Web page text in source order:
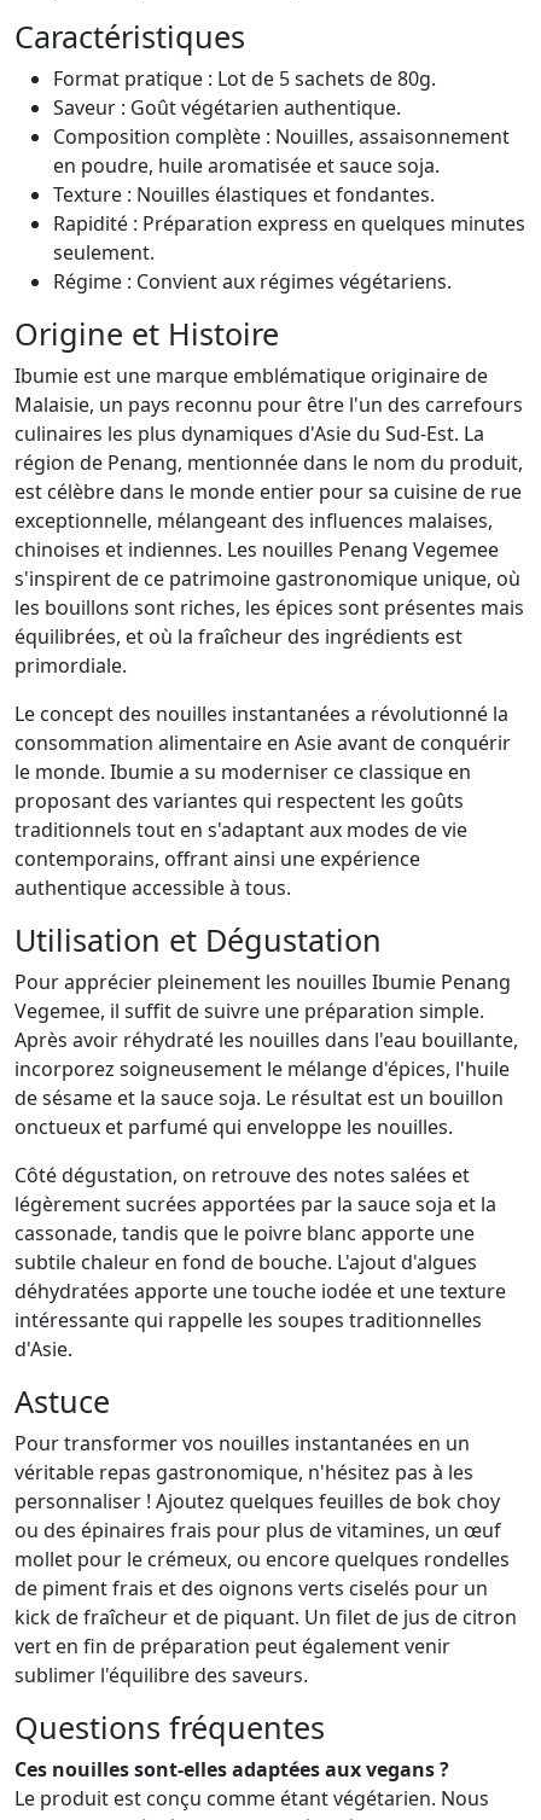
Caractéristiques
Format pratique : Lot de 5 sachets de 80g.
Saveur : Goût végétarien authentique.
Composition complète : Nouilles, assaisonnement
en poudre, huile aromatisée et sauce soja.
Texture : Nouilles élastiques et fondantes.
Rapidité : Préparation express en quelques minutes
seulement.
Régime : Convient aux régimes végétariens.
Origine et Histoire
Ibumie est une marque emblématique originaire de
Malaisie, un pays reconnu pour être l'un des carrefours
culinaires les plus dynamiques d'Asie du Sud-Est. La
région de Penang, mentionnée dans le nom du produit,
est célèbre dans le monde entier pour sa cuisine de rue
exceptionnelle, mélangeant des influences malaises,
chinoises et indiennes. Les nouilles Penang Vegemee
s'inspirent de ce patrimoine gastronomique unique, où
les bouillons sont riches, les épices sont présentes mais
équilibrées, et où la fraîcheur des ingrédients est
primordiale.
Le concept des nouilles instantanées a révolutionné la
consommation alimentaire en Asie avant de conquérir
le monde. Ibumie a su moderniser ce classique en
proposant des variantes qui respectent les goûts
traditionnels tout en s'adaptant aux modes de vie
contemporains, offrant ainsi une expérience
authentique accessible à tous.
Utilisation et Dégustation
Pour apprécier pleinement les nouilles Ibumie Penang
Vegemee, il suffit de suivre une préparation simple.
Après avoir réhydraté les nouilles dans l'eau bouillante,
incorporez soigneusement le mélange d'épices, l'huile
de sésame et la sauce soja. Le résultat est un bouillon
onctueux et parfumé qui enveloppe les nouilles.
Côté dégustation, on retrouve des notes salées et
légèrement sucrées apportées par la sauce soja et la
cassonade, tandis que le poivre blanc apporte une
subtile chaleur en fond de bouche. L'ajout d'algues
déhydratées apporte une touche iodée et une texture
intéressante qui rappelle les soupes traditionnelles
d'Asie.
Astuce
Pour transformer vos nouilles instantanées en un
véritable repas gastronomique, n'hésitez pas à les
personnaliser ! Ajoutez quelques feuilles de bok choy
ou des épinaires frais pour plus de vitamines, un œuf
mollet pour le crémeux, ou encore quelques rondelles
de piment frais et des oignons verts ciselés pour un
kick de fraîcheur et de piquant. Un filet de jus de citron
vert en fin de préparation peut également venir
sublimer l'équilibre des saveurs.
Questions fréquentes
Ces nouilles sont-elles adaptées aux vegans ?
Le produit est conçu comme étant végétarien. Nous